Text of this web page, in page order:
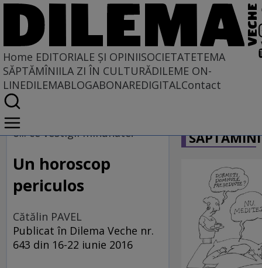
Home EDITORIALE ȘI OPINIISOCIETATETEMA
SĂPTĂMÎNIILA ZI ÎN CULTURĂDILEME ON-
LINEDILEMABLOGABONAREDIGITALContact
Home
EDITORIALE ȘI OPINII
o... ce vestigii minunate!
Un horoscop
periculos
Cătălin PAVEL
Publicat în Dilema Veche nr.
643 din 16-22 iunie 2016